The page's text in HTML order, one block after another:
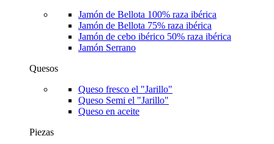
Jamón de Bellota 100% raza ibérica
Jamón de Bellota 75% raza ibérica
Jamón de cebo ibérico 50% raza ibérica
Jamón Serrano
Quesos
Queso fresco el "Jarillo"
Queso Semi el "Jarillo"
Queso en aceite
Piezas